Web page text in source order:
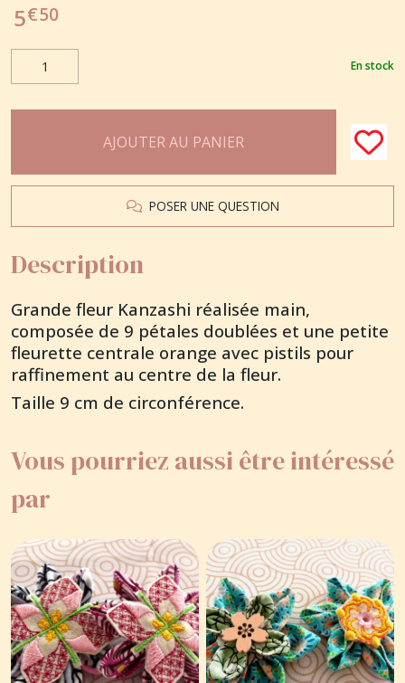
5€50
En stock
AJOUTER AU PANIER
POSER UNE QUESTION
Description
Grande fleur Kanzashi réalisée main,
composée de 9 pétales doublées et une petite
fleurette centrale orange avec pistils pour
raffinement au centre de la fleur.
Taille 9 cm de circonférence.
Vous pourriez aussi être intéressé
par